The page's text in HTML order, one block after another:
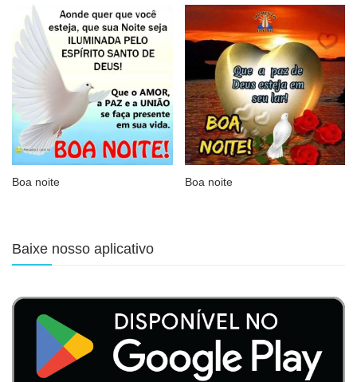
Boa noite Boa noite
Baixe nosso aplicativo